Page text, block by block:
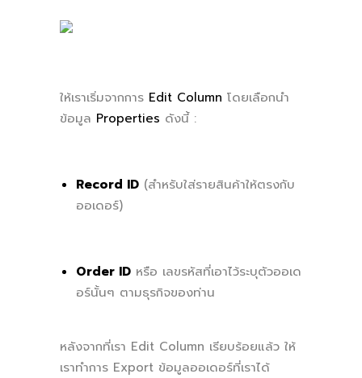
ให้เราเริ่มจากการ Edit Column โดยเลือกนำ
ข้อมูล Properties ดังนี้ :
Record ID (สำหรับใส่รายสินค้าให้ตรงกับ
ออเดอร์)
Order ID หรือ เลขรหัสที่เอาไว้ระบุตัวออเด
อร์นั้นๆ ตามธุรกิจของท่าน
หลังจากที่เรา Edit Column เรียบร้อยแล้ว ให้
เราทำการ Export ข้อมูลออเดอร์ที่เราได้